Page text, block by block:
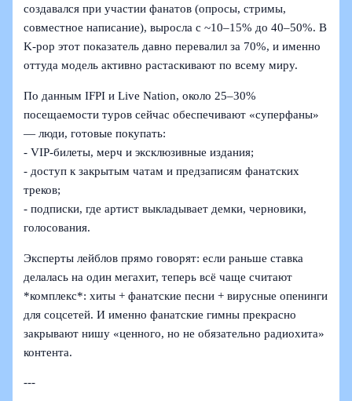
создавался при участии фанатов (опросы, стримы,
совместное написание), выросла с ~10–15% до 40–50%. В
K‑pop этот показатель давно перевалил за 70%, и именно
оттуда модель активно растаскивают по всему миру.
По данным IFPI и Live Nation, около 25–30%
посещаемости туров сейчас обеспечивают «суперфаны»
— люди, готовые покупать:
- VIP‑билеты, мерч и эксклюзивные издания;
- доступ к закрытым чатам и предзаписям фанатских
треков;
- подписки, где артист выкладывает демки, черновики,
голосования.
Эксперты лейблов прямо говорят: если раньше ставка
делалась на один мегахит, теперь всё чаще считают
*комплекс*: хиты + фанатские песни + вирусные опенинги
для соцсетей. И именно фанатские гимны прекрасно
закрывают нишу «ценного, но не обязательно радиохита»
контента.
---